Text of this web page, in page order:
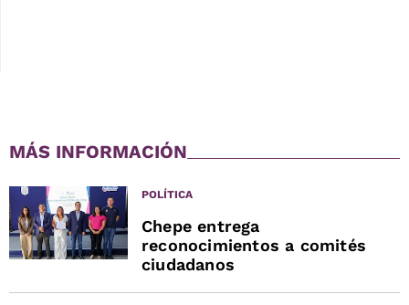
MÁS INFORMACIÓN
POLÍTICA
Chepe entrega
reconocimientos a comités
ciudadanos